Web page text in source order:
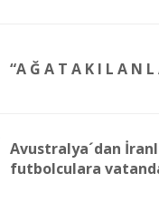
“A Ğ A T A K I L A N L
Avustralya´dan
futbolculara